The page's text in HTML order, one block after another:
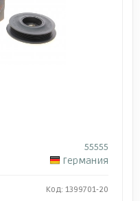
55555
Германия
Код: 1399701-20